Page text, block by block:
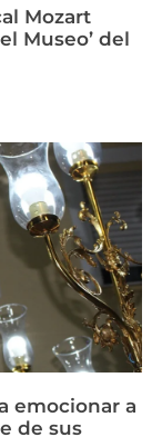
Mozart
Museo’ del
emocionar a
de sus